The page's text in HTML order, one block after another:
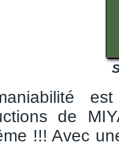
de
!!! Avec